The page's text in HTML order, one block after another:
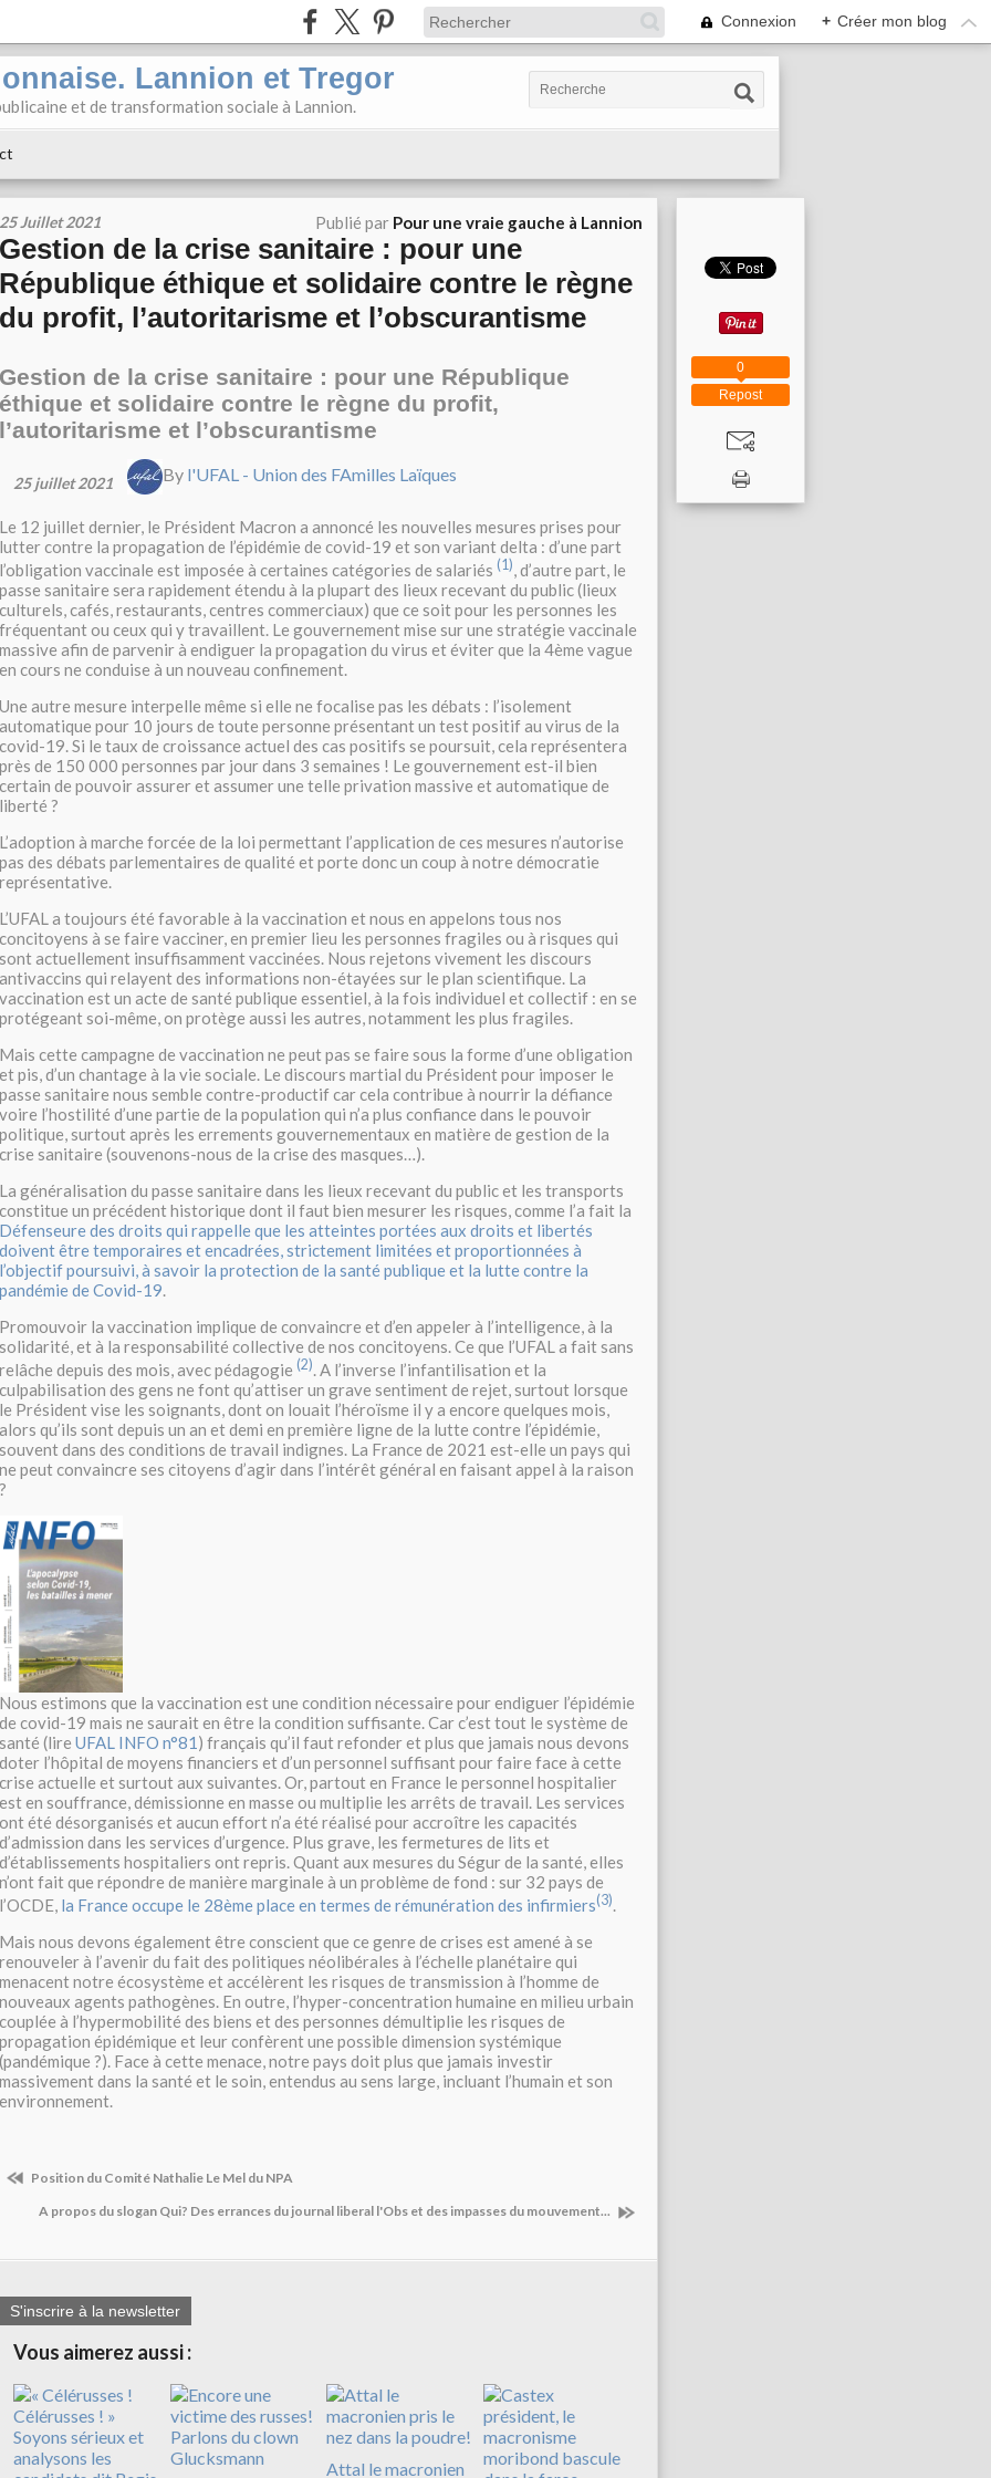
Connexion + Créer mon blog
Lannion et Tregor
et de transformation sociale à Lannion.
25 Juillet 2021 Publié par Pour une vraie gauche à Lannion
Gestion de la crise sanitaire : pour une
République éthique et solidaire contre le règne
du profit, l’autoritarisme et l’obscurantisme
Gestion de la crise sanitaire : pour une République
éthique et solidaire contre le règne du profit,
l’autoritarisme et l’obscurantisme
By l'UFAL - Union des FAmilles Laïques
25 juillet 2021
Le 12 juillet dernier, le Président Macron a annoncé les nouvelles mesures prises pour
lutter contre la propagation de l’épidémie de covid-19 et son variant delta : d’une part
l’obligation vaccinale est imposée à certaines catégories de salariés (1), d’autre part, le
passe sanitaire sera rapidement étendu à la plupart des lieux recevant du public (lieux
culturels, cafés, restaurants, centres commerciaux) que ce soit pour les personnes les
fréquentant ou ceux qui y travaillent. Le gouvernement mise sur une stratégie vaccinale
massive afin de parvenir à endiguer la propagation du virus et éviter que la 4ème vague
en cours ne conduise à un nouveau confinement.
Une autre mesure interpelle même si elle ne focalise pas les débats : l’isolement
automatique pour 10 jours de toute personne présentant un test positif au virus de la
covid-19. Si le taux de croissance actuel des cas positifs se poursuit, cela représentera
près de 150 000 personnes par jour dans 3 semaines ! Le gouvernement est-il bien
certain de pouvoir assurer et assumer une telle privation massive et automatique de
liberté ?
L’adoption à marche forcée de la loi permettant l’application de ces mesures n’autorise
pas des débats parlementaires de qualité et porte donc un coup à notre démocratie
représentative.
L’UFAL a toujours été favorable à la vaccination et nous en appelons tous nos
concitoyens à se faire vacciner, en premier lieu les personnes fragiles ou à risques qui
sont actuellement insuffisamment vaccinées. Nous rejetons vivement les discours
antivaccins qui relayent des informations non-étayées sur le plan scientifique. La
vaccination est un acte de santé publique essentiel, à la fois individuel et collectif : en se
protégeant soi-même, on protège aussi les autres, notamment les plus fragiles.
Mais cette campagne de vaccination ne peut pas se faire sous la forme d’une obligation
et pis, d’un chantage à la vie sociale. Le discours martial du Président pour imposer le
passe sanitaire nous semble contre-productif car cela contribue à nourrir la défiance
voire l’hostilité d’une partie de la population qui n’a plus confiance dans le pouvoir
politique, surtout après les errements gouvernementaux en matière de gestion de la
crise sanitaire (souvenons-nous de la crise des masques…).
La généralisation du passe sanitaire dans les lieux recevant du public et les transports
constitue un précédent historique dont il faut bien mesurer les risques, comme l’a fait la
Défenseure des droits qui rappelle que les atteintes portées aux droits et libertés
doivent être temporaires et encadrées, strictement limitées et proportionnées à
l’objectif poursuivi, à savoir la protection de la santé publique et la lutte contre la
pandémie de Covid-19.
Promouvoir la vaccination implique de convaincre et d’en appeler à l’intelligence, à la
solidarité, et à la responsabilité collective de nos concitoyens. Ce que l’UFAL a fait sans
relâche depuis des mois, avec pédagogie (2). A l’inverse l’infantilisation et la
culpabilisation des gens ne font qu’attiser un grave sentiment de rejet, surtout lorsque
le Président vise les soignants, dont on louait l’héroïsme il y a encore quelques mois,
alors qu’ils sont depuis un an et demi en première ligne de la lutte contre l’épidémie,
souvent dans des conditions de travail indignes. La France de 2021 est-elle un pays qui
ne peut convaincre ses citoyens d’agir dans l’intérêt général en faisant appel à la raison
?
Nous estimons que la vaccination est une condition nécessaire pour endiguer l’épidémie
de covid-19 mais ne saurait en être la condition suffisante. Car c’est tout le système de
santé (lire UFAL INFO n°81 ) français qu’il faut refonder et plus que jamais nous devons
doter l’hôpital de moyens financiers et d’un personnel suffisant pour faire face à cette
crise actuelle et surtout aux suivantes. Or, partout en France le personnel hospitalier
est en souffrance, démissionne en masse ou multiplie les arrêts de travail. Les services
ont été désorganisés et aucun effort n’a été réalisé pour accroître les capacités
d’admission dans les services d’urgence. Plus grave, les fermetures de lits et
d’établissements hospitaliers ont repris. Quant aux mesures du Ségur de la santé, elles
n’ont fait que répondre de manière marginale à un problème de fond : sur 32 pays de
l’OCDE, la France occupe le 28ème place en termes de rémunération des infirmiers(3).
Mais nous devons également être conscient que ce genre de crises est amené à se
renouveler à l’avenir du fait des politiques néolibérales à l’échelle planétaire qui
menacent notre écosystème et accélèrent les risques de transmission à l’homme de
nouveaux agents pathogènes. En outre, l’hyper-concentration humaine en milieu urbain
couplée à l’hypermobilité des biens et des personnes démultiplie les risques de
propagation épidémique et leur confèrent une possible dimension systémique
(pandémique ?). Face à cette menace, notre pays doit plus que jamais investir
massivement dans la santé et le soin, entendus au sens large, incluant l’humain et son
environnement.
Position du Comité Nathalie Le Mel du NPA
A propos du slogan Qui? Des errances du journal liberal l'Obs et des impasses du mouvement...
S'inscrire à la newsletter
Vous aimerez aussi :
Attal le macronien
Repost
0